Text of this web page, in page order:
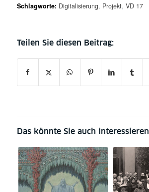
Schlagworte: Digitalisierung, Projekt, VD 17
Das könnte Sie auch interessieren